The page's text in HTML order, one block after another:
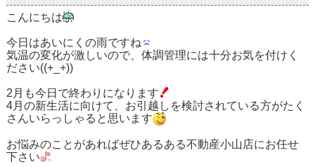
こんにちは
今日はあいにくの雨ですね
気温の変化が激しいので、体調管理には十分お気を付けく
ださい((+_+))
2月も今日で終わりになります
4月の新生活に向けて、お引越しを検討されている方がたく
さんいらっしゃると思います
お悩みのことがあればぜひあるある不動産小山店にお任せ
下さい